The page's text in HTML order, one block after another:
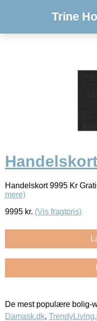
Trine
Handelskort 9995 Kr
mere)
9995 kr. (Vis fragtpris)
De mest populære bolig-
Damask.dk,